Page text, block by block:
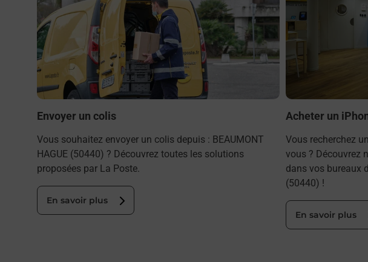
Envoyer un colis
Vous souhaitez envoyer un colis depuis : BEAUMONT
HAGUE (50440) ? Découvrez toutes les solutions
proposées par La Poste.
En savoir plus
Acheter un
Vous recherchez
vous ? Découvrez
dans vos bureaux
(50440) !
En savoir plus